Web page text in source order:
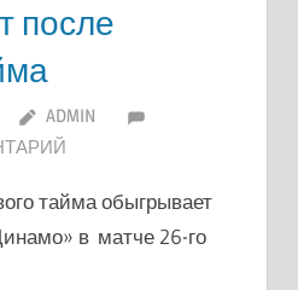
после
ADMIN
тайма обыгрывает
в матче 26-го